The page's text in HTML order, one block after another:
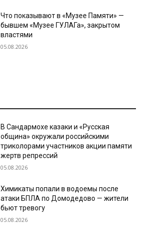
Что показывают в «Музее Памяти» —
бывшем «Музее ГУЛАГа», закрытом
властями
05.08.2026
В Сандармохе казаки и «Русская
община» окружали российскими
триколорами участников акции памяти
жертв репрессий
05.08.2026
Химикаты попали в водоемы после
атаки БПЛА по Домодедово — жители
бьют тревогу
05.08.2026